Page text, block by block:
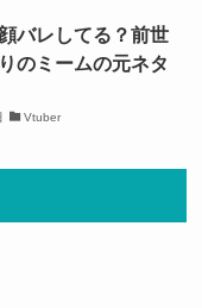
バレしてる？前世
のミームの元ネタ
Vtuber